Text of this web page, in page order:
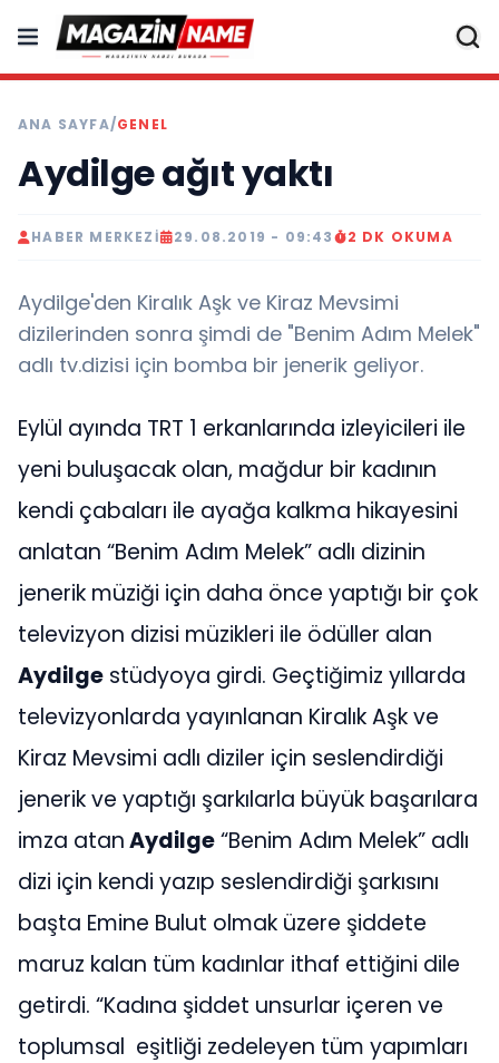
ANA SAYFA/GENEL
Aydilge ağıt yaktı
HABER MERKEZI 29.08.2019 - 09:43 2 DK OKUMA
Aydilge'den Kiralık Aşk ve Kiraz Mevsimi
dizilerinden sonra şimdi de "Benim Adım Melek"
adlı tv.dizisi için bomba bir jenerik geliyor.
Eylül ayında TRT 1 erkanlarında izleyicileri ile
yeni buluşacak olan, mağdur bir kadının
kendi çabaları ile ayağa kalkma hikayesini
anlatan “Benim Adım Melek” adlı dizinin
jenerik müziği için daha önce yaptığı bir çok
televizyon dizisi müzikleri ile ödüller alan
Aydilge stüdyoya girdi. Geçtiğimiz yıllarda
televizyonlarda yayınlanan Kiralık Aşk ve
Kiraz Mevsimi adlı diziler için seslendirdiği
jenerik ve yaptığı şarkılarla büyük başarılara
imza atanAydilge“Benim Adım Melek” adlı
dizi için kendi yazıp seslendirdiği şarkısını
başta Emine Bulut olmak üzere şiddete
maruz kalan tüm kadınlar ithaf ettiğini dile
getirdi. “Kadına şiddet unsurlar içeren ve
toplumsal eşitliği zedeleyen tüm yapımları